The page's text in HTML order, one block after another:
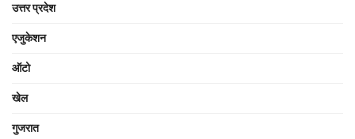
उत्तर प्रदेश
एजुकेशन
ऑटो
खेल
गुजरात